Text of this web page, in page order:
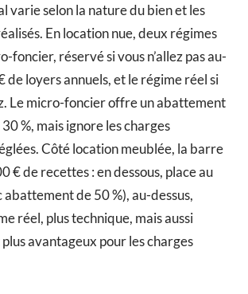
varie selon la nature du bien et les
En location nue, deux régimes
foncier, réservé si vous n’allez pas au-
de loyers annuels, et le régime réel si
Le micro-foncier offre un abattement
%, mais ignore les charges
Côté location meublée, la barre
€ de recettes : en dessous, place au
de 50 %), au-dessus,
réel, plus technique, mais aussi
avantageux pour les charges